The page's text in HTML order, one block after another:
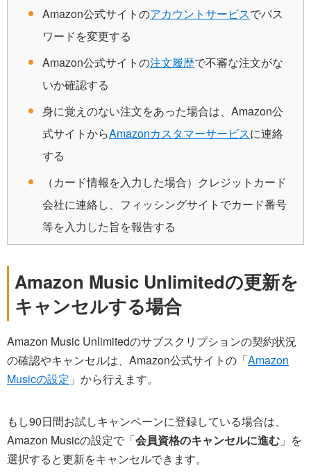
Amazon公式サイトのアカウントサービスでパス
ワードを変更する
Amazon公式サイトの注文履歴で不審な注文がな
いか確認する
身に覚えのない注文をあった場合は、Amazon公
式サイトからAmazonカスタマーサービスに連絡
する
（カード情報を入力した場合）クレジットカード
会社に連絡し、フィッシングサイトでカード番号
等を入力した旨を報告する
Amazon Music Unlimitedの更新を
キャンセルする場合
Amazon Music Unlimitedのサブスクリプションの契約状況
の確認やキャンセルは、Amazon公式サイトの「Amazon
Musicの設定 」から行えます。
もし90日間お試しキャンペーンに登録している場合は、
Amazon Musicの設定で「会員資格のキャンセルに進む 」を
選択すると更新をキャンセルできます。